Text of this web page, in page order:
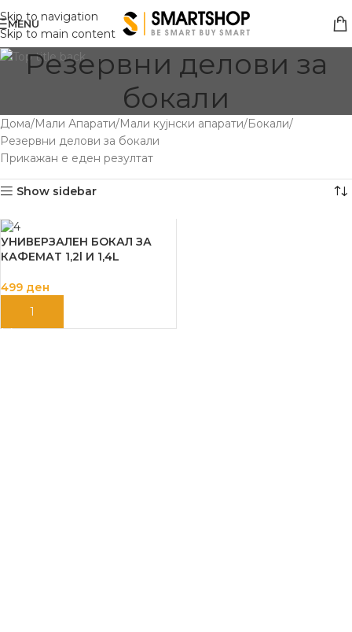
Skip to navigation
Skip to main content
MENU
Резервни делови за
бокали
Дома Мали Апарати Мали кујнски апарати Бокали
Резервни делови за бокали
Прикажан е еден резултат
Show sidebar
УНИВЕРЗАЛЕН БОКАЛ ЗА
КАФЕМАТ 1,2l И 1,4L
499 ден
ДОДАЈ ВО КОШНИЦА